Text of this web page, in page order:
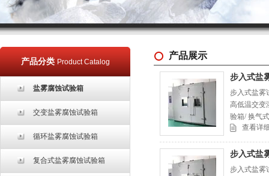
产品分类 Product Catalog
盐雾腐蚀试验箱
交变盐雾腐蚀试验箱
循环盐雾腐蚀试验箱
复合式盐雾腐蚀试验箱
产品展示
步入式盐
步入式盐雾
高低温交变
验箱/ 换气
查看详
步入式盐
步入式盐雾